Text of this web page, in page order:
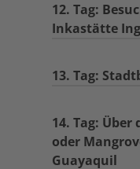
12. Tag:
Inkastätte
13. Tag:
14. Tag:
oder
Guayaquil